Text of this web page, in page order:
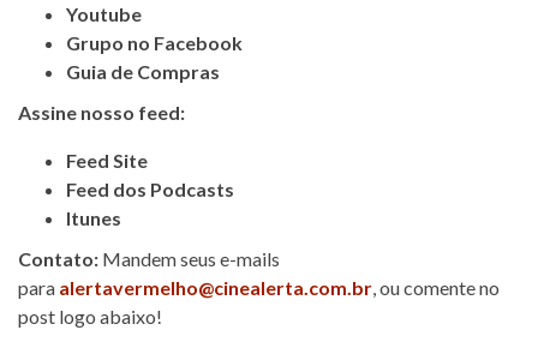
Youtube
Grupo no Facebook
Guia de Compras
Assine nosso feed:
Feed Site
Feed dos Podcasts
Itunes
Contato: Mandem seus e-mails
para alertavermelho@cinealerta.com.br , ou comente no
post logo abaixo!